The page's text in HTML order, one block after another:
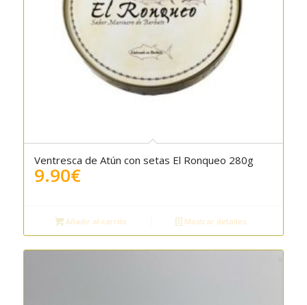
Ventresca de Atún con setas El Ronqueo 280g
9.90€
Añadir al carrito Mostrar detalles